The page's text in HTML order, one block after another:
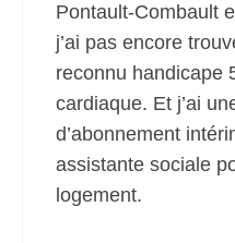
Pontault-Combault
j’ai pas encore
reconnu handicape
cardiaque. Et j’ai
d’abonnement
assistante sociale
logement.